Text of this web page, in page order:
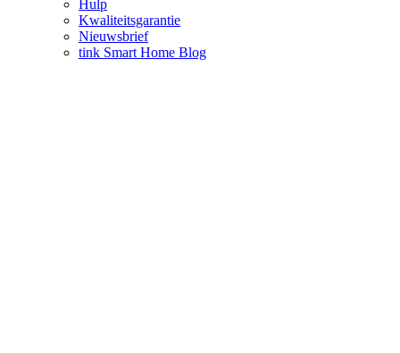
Hulp
Kwaliteitsgarantie
Nieuwsbrief
tink Smart Home Blog